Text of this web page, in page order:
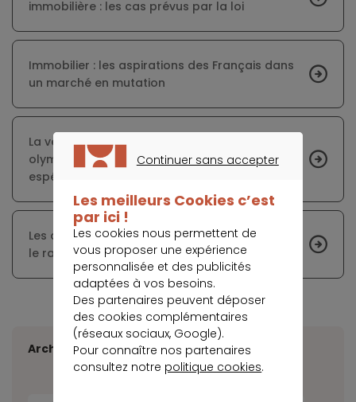
immobilière : les cas prévus par la loi
Immobilier : les aspirations des Français dans
un marché en mutation
La vente des appartements du village
olympique ne suscite pas l’engouement
espéré
Les démarches et précautions à prendre pour
le rachat de son propre bien immobilier
Archives
Continuer sans accepter
Les meilleurs Cookies c’est
par ici !
Les cookies nous permettent de
vous proposer une expérience
personnalisée et des publicités
adaptées à vos besoins.
Des partenaires peuvent déposer
des cookies complémentaires
(réseaux sociaux, Google).
Pour connaître nos partenaires
consultez notre politique cookies.